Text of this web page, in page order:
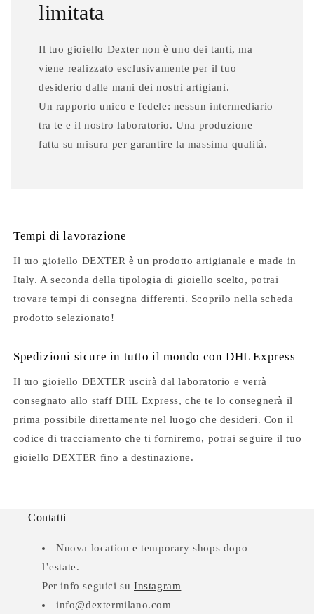
limitata
Il tuo gioiello Dexter non è uno dei tanti, ma
viene realizzato esclusivamente per il tuo
desiderio dalle mani dei nostri artigiani.
Un rapporto unico e fedele: nessun intermediario
tra te e il nostro laboratorio. Una produzione
fatta su misura per garantire la massima qualità.
Tempi di lavorazione
Il tuo gioiello DEXTER è un prodotto artigianale e made in
Italy. A seconda della tipologia di gioiello scelto, potrai
trovare tempi di consegna differenti. Scoprilo nella scheda
prodotto selezionato!
Spedizioni sicure in tutto il mondo con DHL Express
Il tuo gioiello DEXTER uscirà dal laboratorio e verrà
consegnato allo staff DHL Express, che te lo consegnerà il
prima possibile direttamente nel luogo che desideri. Con il
codice di tracciamento che ti forniremo, potrai seguire il tuo
gioiello DEXTER fino a destinazione.
Contatti
Nuova location e temporary shops dopo
l’estate.
Per info seguici su Instagram
info@dextermilano.com